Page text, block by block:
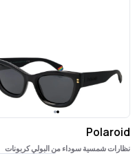
Polaroid
نظارات شمسية سوداء من البولي كربونات